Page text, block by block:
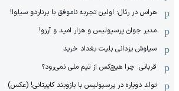
هراس در رئال: اولین تجربه ناموفق با برناردو سیلوا!
مدیر جوان پرسپولیس و هزار امید و آرزو!
سیاوش یزدانی بلیت بغداد خرید
قربانی: چرا هیچ‌کس از تیم ملی نمی‌رود؟
تولد دوباره در پرسپولیس با بازوبند کاپیتانی! (عکس)